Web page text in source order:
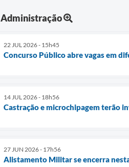
Administração
22 JUL 2026 - 15h45
Concurso Público abre vagas em
14 JUL 2026 - 18h56
Castração e microchipagem terão
27 JUN 2026 - 17h56
Alistamento Militar se encerra